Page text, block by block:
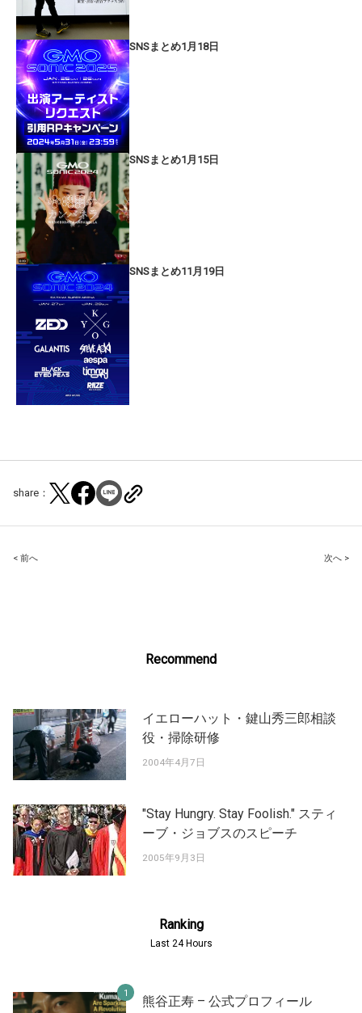
SNSまとめ1月18日
SNSまとめ1月15日
SNSまとめ11月19日
share：
Post
< 前へ 次へ >
Recommend
イエローハット・鍵山秀三郎相談
役・掃除研修
2004年4月7日
"Stay Hungry. Stay Foolish." スティ
ーブ・ジョブスのスピーチ
2005年9月3日
Ranking
Last 24 Hours
熊谷正寿 – 公式プロフィール